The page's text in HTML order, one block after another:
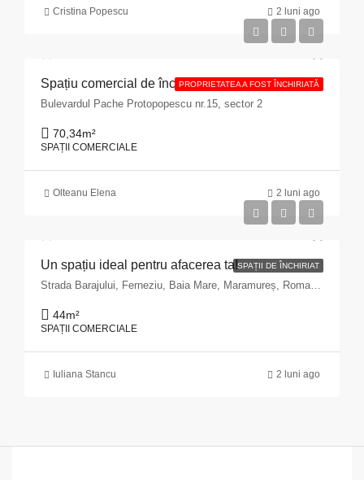
Cristina Popescu 2 luni ago
PROPRIETATEA A FOST ÎNCHIRIATĂ
Spațiu comercial de închiriat cu suprafața de 70,34 mp situat în Municipiul București, Bulevardul Pache Protopopescu, nr. 15, sector 2
Bulevardul Pache Protopopescu nr.15, sector 2
70,34m²
SPAȚII COMERCIALE
Olteanu Elena 2 luni ago
SPAȚII DE ÎNCHIRIAT
Un spațiu ideal pentru afacerea ta!
Strada Barajului, Ferneziu, Baia Mare, Maramureș, Romania
44m²
SPAȚII COMERCIALE
Iuliana Stancu 2 luni ago